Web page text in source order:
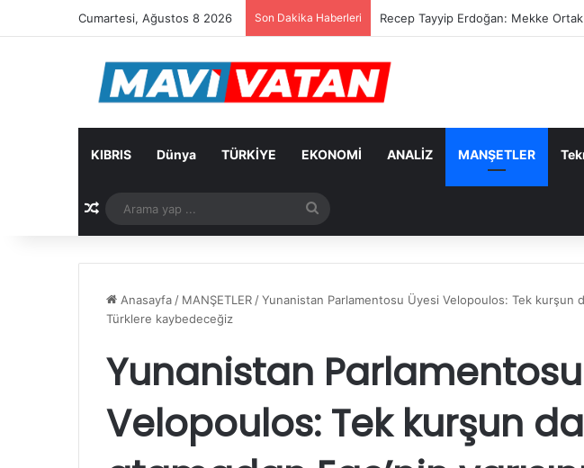
Cumartesi, Ağustos 8 2026 Son Dakika Haberleri Recep Tayyip Erdoğan: Mekke
KIBRIS Dünya TÜRKİYE EKONOMİ ANALİZ MANŞETLER
Rastgele Makale
yap
Anasayfa / MANŞETLER /Yunanistan Parlamentosu Üyesi Velopoulos: Tek kurşun
Türklere kaybedeceğiz
Yunanistan
Velopoulos: Tek kurşun